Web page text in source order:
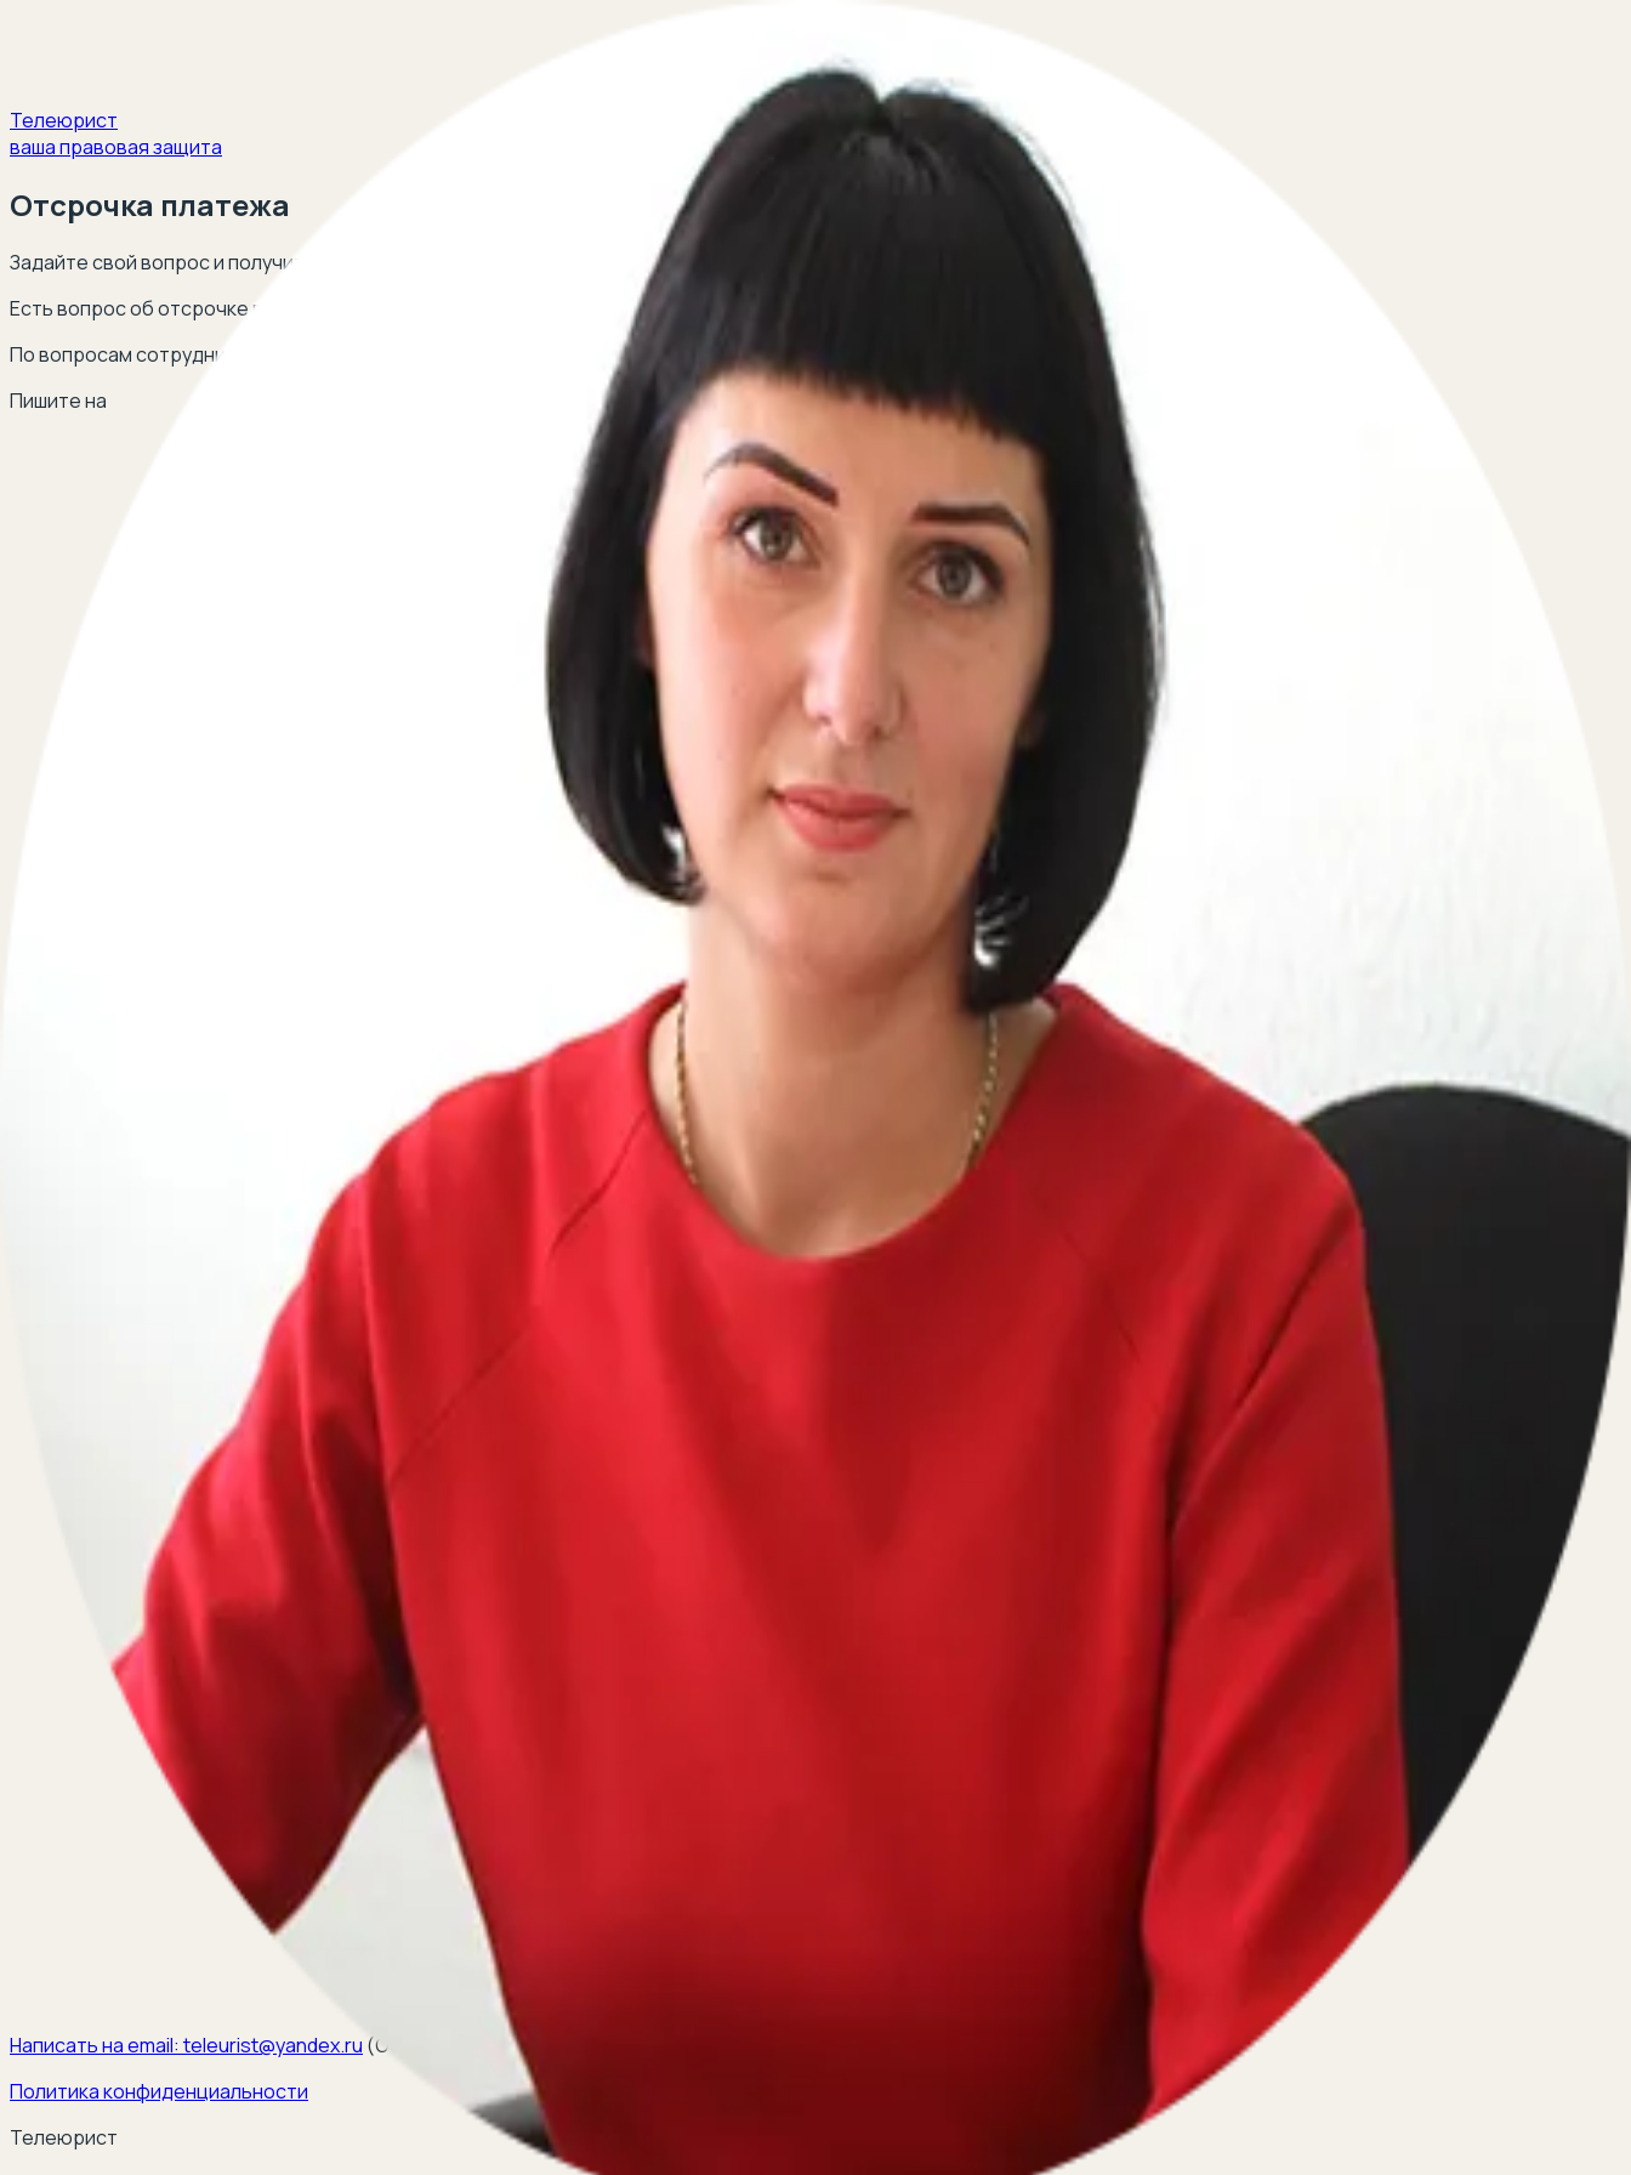
Телеюрист
ваша правовая защита
Отсрочка платежа
Задайте свой вопрос и получите ответ опытных юристов в сфере кредитного права в течение 5 минут!
Есть вопрос об отсрочке платежа? Оставьте свой телефон, перезвоним мгновенно:
По вопросам сотрудничества
Пишите на
Написать на email: teleurist@yandex.ru (ООО ЭЛКОМ, ИНН 6670334641, ОГРН 1116670009796
Политика конфиденциальности
Телеюрист